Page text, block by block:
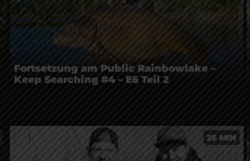
Fortsetzung am Public Rainbowlake –
Keep Searching #4 – E6 Teil 2
25 MIN